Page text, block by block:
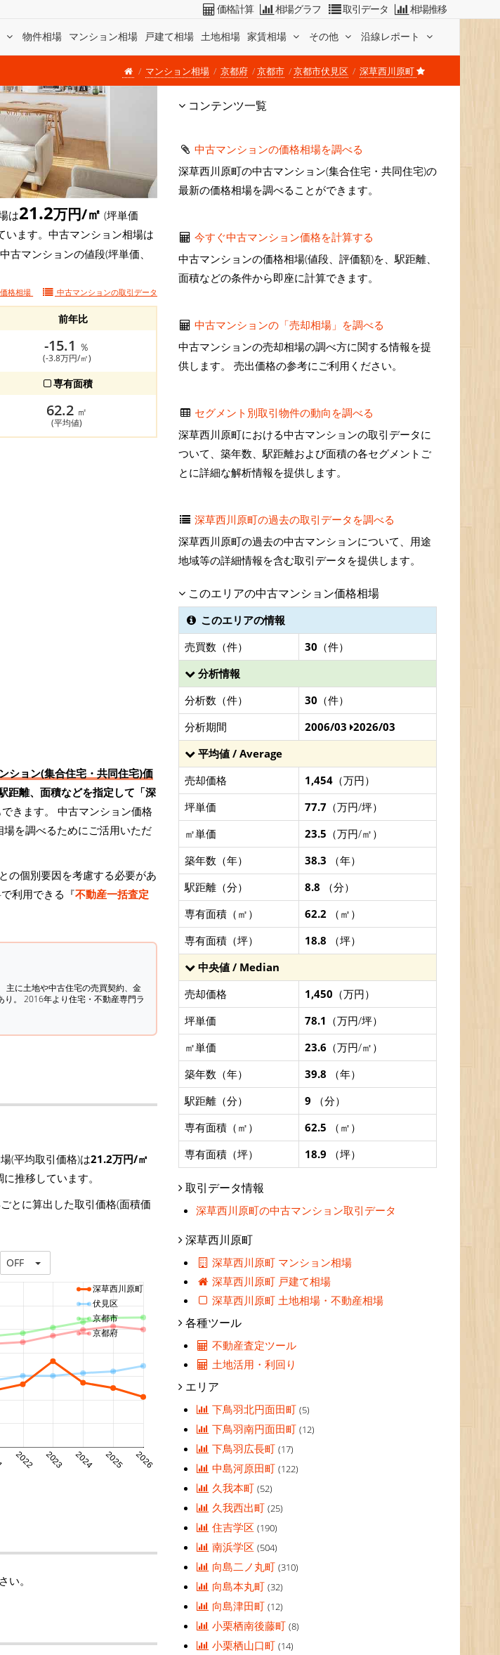
物件相場 マンション相場 戸建て相場 土地相場 家賃相場 その他 沿線レポート
価格計算 相場グラフ 取引データ 相場推移
マンション相場 京都府 京都市 京都市伏見区 深草西川原町
は21.2万円/㎡ (坪単価
います。中古マンション相場は
古マンションの値段(坪単価、
格相場 中古マンションの取引データ
前年比
-15.1 ％
(-3.8万円/㎡)
専有面積
62.2 ㎡
(平均値)
ション(集合住宅・共同住宅)価
距離、面積などを指定して「深
きます。 中古マンション価格
を調べるためにご活用いただ
の個別要因を考慮する必要があ
利用できる『不動産一括査定
主に土地や中古住宅の売買契約、金
。 2016年より住宅・不動産専門ラ
(平均取引価格)は21.2万円/㎡
推移しています。
とに算出した取引価格(面積価
OFF
2022 2023 2024 2025 2026
深草西川原町
伏見区
京都市
京都府
い。
コンテンツ一覧
中古マンションの価格相場を調べる
深草西川原町の中古マンション(集合住宅・共同住宅)の
最新の価格相場を調べることができます。
今すぐ中古マンション価格を計算する
中古マンションの価格相場(値段、評価額)を、駅距離、
面積などの条件から即座に計算できます。
中古マンションの「売却相場」を調べる
中古マンションの売却相場の調べ方に関する情報を提
供します。 売出価格の参考にご利用ください。
セグメント別取引物件の動向を調べる
深草西川原町における中古マンションの取引データに
ついて、築年数、駅距離および面積の各セグメントご
とに詳細な解析情報を提供します。
深草西川原町の過去の取引データを調べる
深草西川原町の過去の中古マンションについて、用途
地域等の詳細情報を含む取引データを提供します。
このエリアの中古マンション価格相場
このエリアの情報
売買数（件）
30 （件）
分析情報
分析数（件）
30 （件）
分析期間
2006/03 2026/03
平均値 / Average
売却価格
1,454 （万円）
坪単価
77.7 （万円/坪）
㎡単価
23.5 （万円/㎡）
築年数（年）
38.3 （年）
駅距離（分）
8.8 （分）
専有面積（㎡）
62.2 （㎡）
専有面積（坪）
18.8 （坪）
中央値 / Median
売却価格
1,450 （万円）
坪単価
78.1 （万円/坪）
㎡単価
23.6 （万円/㎡）
築年数（年）
39.8 （年）
駅距離（分）
9 （分）
専有面積（㎡）
62.5 （㎡）
専有面積（坪）
18.9 （坪）
取引データ情報
深草西川原町の中古マンション取引データ
深草西川原町
深草西川原町 マンション相場
深草西川原町 戸建て相場
深草西川原町 土地相場・不動産相場
各種ツール
不動産査定ツール
土地活用・利回り
エリア
下鳥羽北円面田町(5)
下鳥羽南円面田町(12)
下鳥羽広長町(17)
中島河原田町(122)
久我本町(52)
久我西出町(25)
住吉学区(190)
南浜学区(504)
向島二ノ丸町(310)
向島本丸町(32)
向島津田町(12)
小栗栖南後藤町(8)
小栗栖山口町(14)